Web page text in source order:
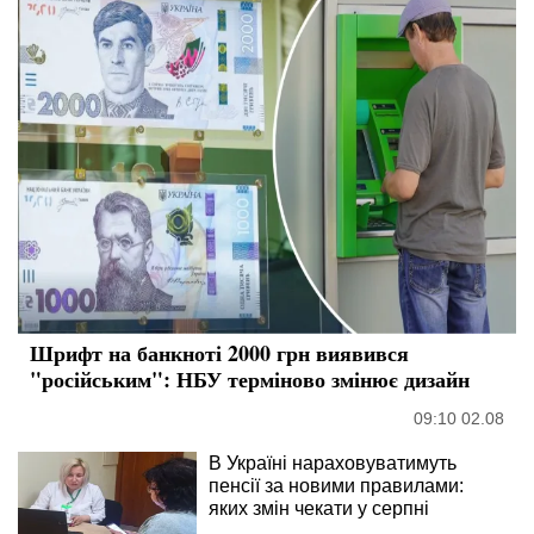
Шрифт на банкноті 2000 грн виявився
"російським": НБУ терміново змінює дизайн
09:10 02.08
В Україні нараховуватимуть
пенсії за новими правилами:
яких змін чекати у серпні